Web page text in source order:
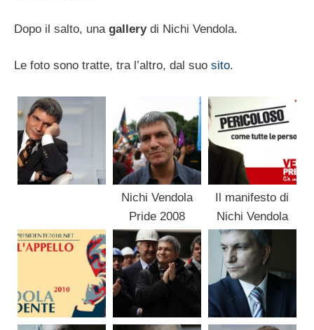
Dopo il salto, una gallerydi Nichi Vendola.
Le foto sono tratte, tra l’altro, dal suo sito.
Nichi Vendola
Pride 2008
Il manifesto di
Nichi Vendola